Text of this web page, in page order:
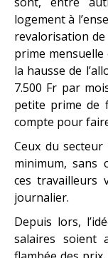
logement à
revalorisation
prime mensuelle
la hausse de
7.500 Fr par
petite prime de
compte pour
Ceux du
minimum, sans
ces travailleurs
journalier.
Depuis lors,
salaires soient